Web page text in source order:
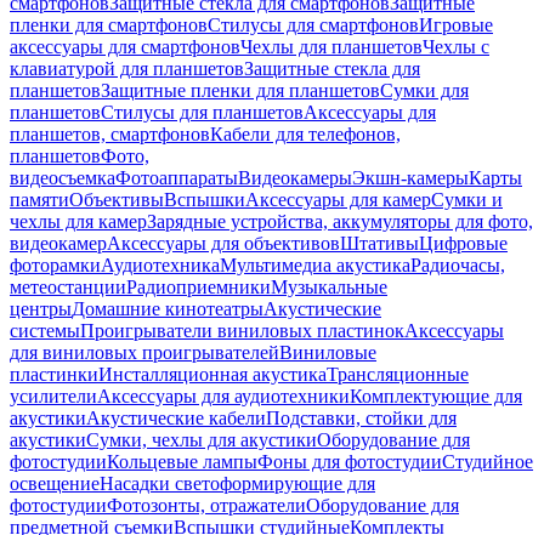
пленки для смартфоновСтилусы для смартфоновИгровые
аксессуары для смартфоновЧехлы для планшетовЧехлы с
клавиатурой для планшетовЗащитные стекла для
планшетовЗащитные пленки для планшетовСумки для
планшетовСтилусы для планшетовАксессуары для
планшетов, смартфоновКабели для телефонов,
планшетовФото,
видеосъемкаФотоаппаратыВидеокамерыЭкшн-камерыКарты
памятиОбъективыВспышкиАксессуары для камерСумки и
чехлы для камерЗарядные устройства, аккумуляторы для фото,
видеокамерАксессуары для объективовШтативыЦифровые
фоторамкиАудиотехникаМультимедиа акустикаРадиочасы,
метеостанцииРадиоприемникиМузыкальные
центрыДомашние кинотеатрыАкустические
системыПроигрыватели виниловых пластинокАксессуары
для виниловых проигрывателейВиниловые
пластинкиИнсталляционная акустикаТрансляционные
усилителиАксессуары для аудиотехникиКомплектующие для
акустикиАкустические кабелиПодставки, стойки для
акустикиСумки, чехлы для акустикиОборудование для
фотостудииКольцевые лампыФоны для фотостудииСтудийное
освещениеНасадки светоформирующие для
фотостудииФотозонты, отражателиОборудование для
предметной съемкиВспышки студийныеКомплекты